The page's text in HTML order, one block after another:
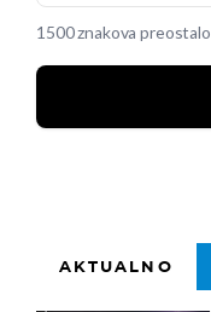
1500 znakova preostalo
AKTUALNO